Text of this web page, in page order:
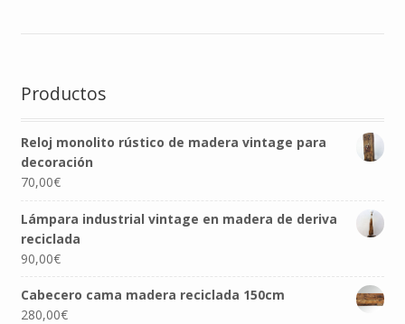
Productos
Reloj monolito rústico de madera vintage para
decoración
70,00€
Lámpara industrial vintage en madera de deriva
reciclada
90,00€
Cabecero cama madera reciclada 150cm
280,00€